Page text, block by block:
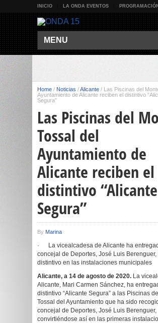
INICIO LA ONDA EVENTOS PROGRAMACIÓN
MENU
Home / Noticias /Alicante / Las Piscinas del
Ayuntamiento de Alicante reciben el distintivo
Segura”
Las Piscinas del
Tossal del
Ayuntamiento de
Alicante reciben el
distintivo “Alicante
Segura”
By Marina
· La vicealcadesa de Alicante ha
concejal de Deportes, José Luis Berenguer,
distintivo en las instalaciones municipales
Alicante, a 14 de agosto de 2020. La
Alicante, Mari Carmen Sánchez, ha
distintivo “Alicante Segura” a las Piscinas
Tossal del Ayuntamiento que ha sido
concejal de Deportes, José Luis Berenguer,
convirtiéndose así en las primeras